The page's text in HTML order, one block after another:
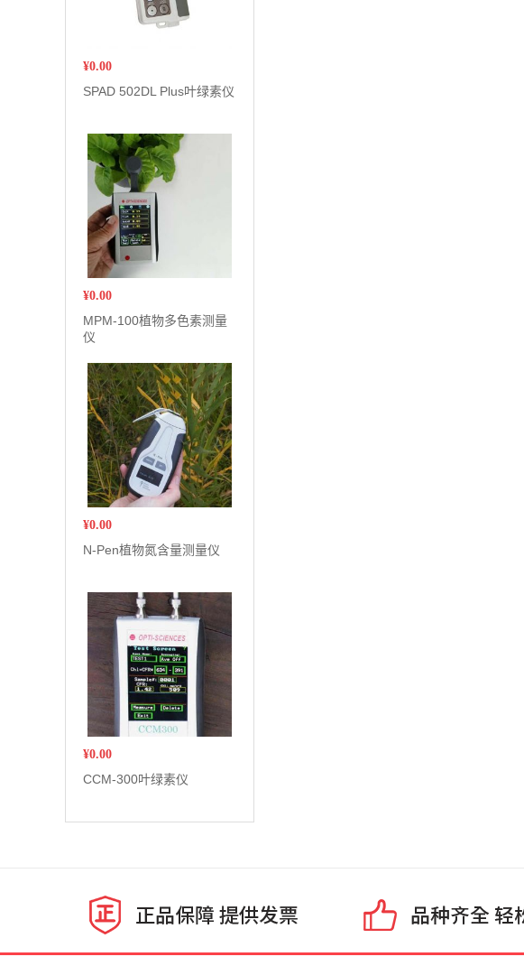
¥0.00
SPAD 502DL Plus叶绿素仪
¥0.00
MPM-100植物多色素测量
仪
¥0.00
N-Pen植物氮含量测量仪
¥0.00
CCM-300叶绿素仪